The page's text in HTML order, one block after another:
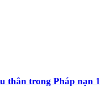
thân trong Pháp nạn